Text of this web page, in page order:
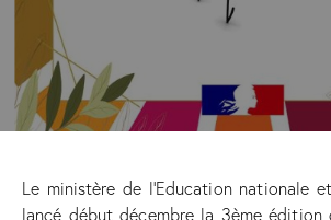
Le ministère de l’Education nationale
lancé début décembre la 3ème édition